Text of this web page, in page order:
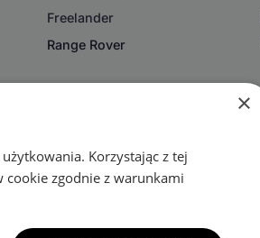
Freelander
Range Rover
×
Korzystając z tej
cookie zgodnie z warunkami